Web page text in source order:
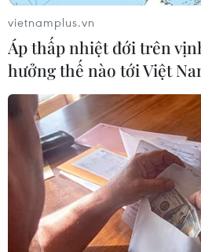
Theo dõi VietnamPlus
TIN LIÊN QUAN
vietnamplus.vn
Áp thấp nhiệt đới trên
hưởng thế nào tới Việt